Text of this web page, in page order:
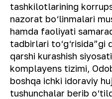
tashkilotlarining
nazorat bo‘linmalari
hamda faoliyati
tadbirlari to‘g‘risida”gi
qarshi kurashish
komplayens tizimi,
boshqa ichki idoraviy
tushunchalar berib